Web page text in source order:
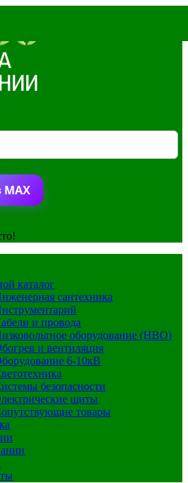
MAX
каталог
сантехника
и провода
оборудование (НВО)
и вентиляция
6-10кВ
безопасности
щиты
товары